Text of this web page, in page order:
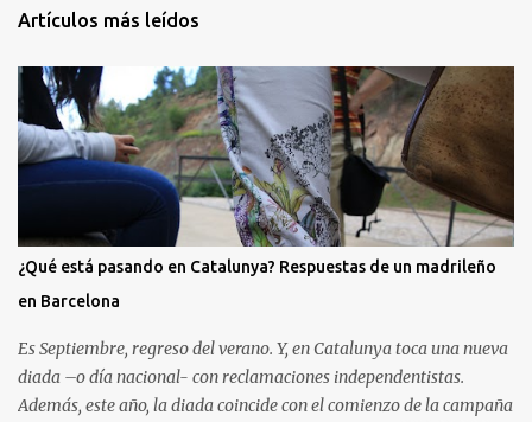
Artículos más leídos
¿Qué está pasando en Catalunya? Respuestas de un madrileño
en Barcelona
Es Septiembre, regreso del verano. Y, en Catalunya toca una nueva
diada –o día nacional- con reclamaciones independentistas.
Además, este año, la diada coincide con el comienzo de la campaña